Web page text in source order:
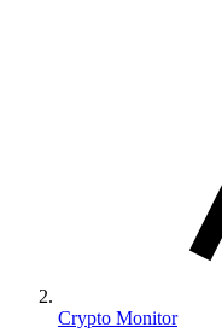
Crypto Monitor